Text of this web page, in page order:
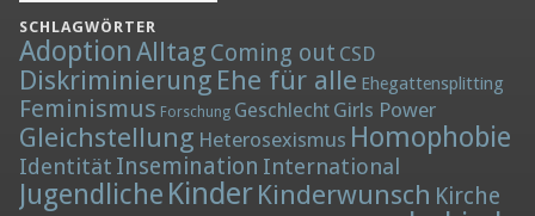
SCHLAGWÖRTER
AdoptionAlltag Coming out CSD
Diskriminierung Ehe für alle Ehegattensplitting
Feminismus Forschung Geschlecht Girls Power
Gleichstellung Heterosexismus Homophobie
Identität Insemination International
Jugendliche Kinder Kinderwunsch Kirche